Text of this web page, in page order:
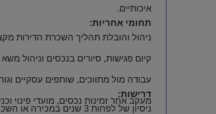
איכותיים.
תחומי אחריות:
ניהול והובלת תהליך השכרת הדירות
קיום פגישות, סיורים בנכסים וניהול
עבודה מול מתווכים, שותפים עסקיים
מעקב אחר זמינות נכסים, מועדי פינוי
דרישות:
ניסיון של לפחות 3 שנים במכירה או השכרה של דירות יוקרה – חובה